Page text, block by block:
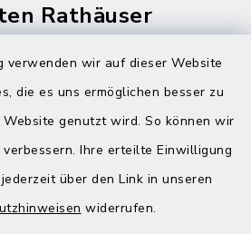
verwenden wir auf dieser Website
die es uns ermöglichen besser zu
genutzt wird. So können wir
Ihre erteilte Einwilligung
über den Link in unseren
widerrufen.
Rathäuser